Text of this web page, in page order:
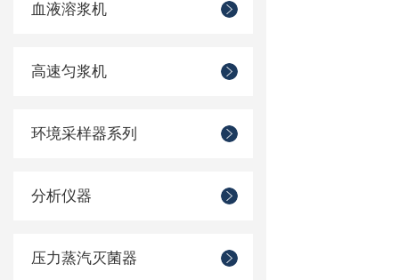
血液溶浆机
高速匀浆机
环境采样器系列
分析仪器
压力蒸汽灭菌器